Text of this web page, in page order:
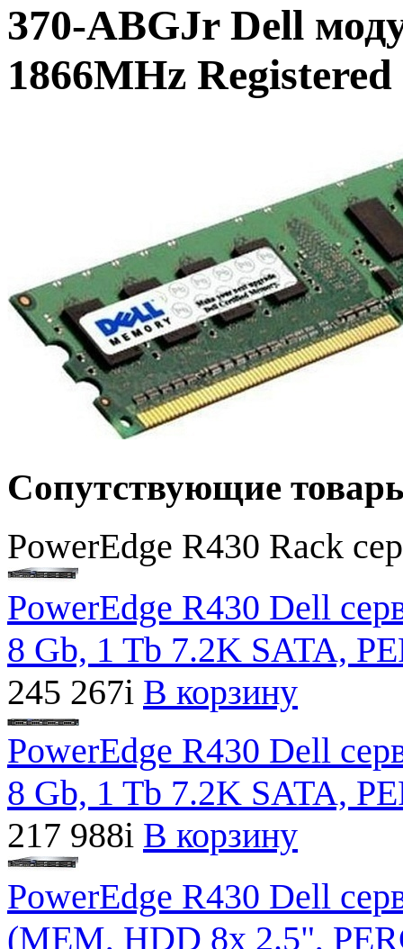
370-ABGJr Dell
1866MHz
Сопутствующие
PowerEdge R430 Rack
PowerEdge R430 Dell
8 Gb, 1 Tb 7.2K SATA,
245 267i В корзину
PowerEdge R430 Dell
8 Gb, 1 Tb 7.2K SATA,
217 988i В корзину
PowerEdge R430 Dell
(MEM, HDD 8x 2.5",